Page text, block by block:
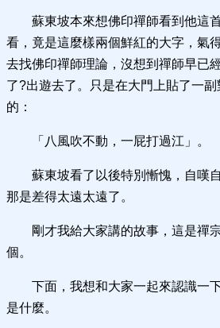
蘇東坡本來想佛印禪師看到他這
看，竟是這麼樣兩個鮮紅的大字，氣
去找佛印禪師理論，沒想到禪師早已
了?出遊去了。只是在大門上貼了一
的：
「八風吹不動，一屁打過江」。
蘇東坡看了以後特別慚愧，自嘆
那是差得太遠太遠了。
剛才我給大家講的故事，這是禪
個。
下面，我想和大家一起來認識一
是什麼。